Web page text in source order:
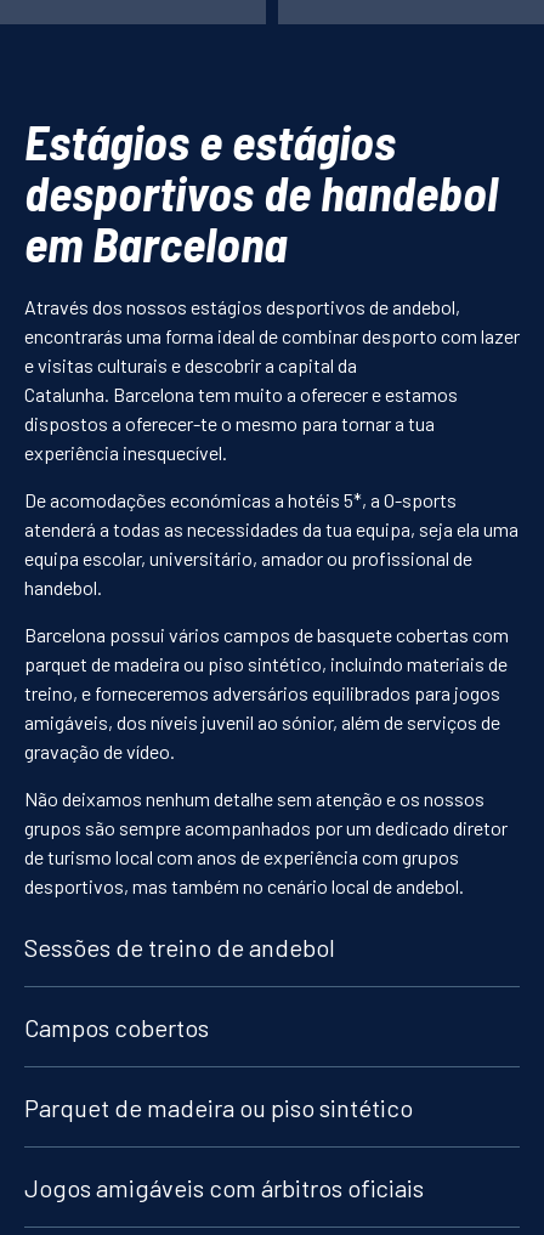
Estágios e estágios
desportivos de handebol
em Barcelona
Através dos nossos estágios desportivos de andebol,
encontrarás uma forma ideal de combinar desporto com lazer
e visitas culturais e descobrir a capital da
Catalunha. Barcelona tem muito a oferecer e estamos
dispostos a oferecer-te o mesmo para tornar a tua
experiência inesquecível.
De acomodações económicas a hotéis 5*, a O-sports
atenderá a todas as necessidades da tua equipa, seja ela uma
equipa escolar, universitário, amador ou profissional de
handebol.
Barcelona possui vários campos de basquete cobertas com
parquet de madeira ou piso sintético, incluindo materiais de
treino, e forneceremos adversários equilibrados para jogos
amigáveis, dos níveis juvenil ao sónior, além de serviços de
gravação de vídeo.
Não deixamos nenhum detalhe sem atenção e os nossos
grupos são sempre acompanhados por um dedicado diretor
de turismo local com anos de experiência com grupos
desportivos, mas também no cenário local de andebol.
Sessões de treino de andebol
Campos cobertos
Parquet de madeira ou piso sintético
Jogos amigáveis com árbitros oficiais